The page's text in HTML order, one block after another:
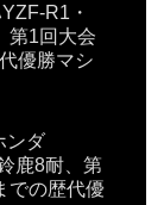
R1・
第1回大会
優勝マシ
ンダ
鹿8耐、第
での歴代優